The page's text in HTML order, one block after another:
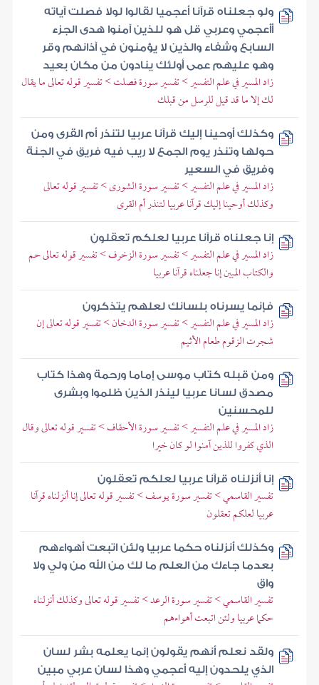
ولو جعلناه قرآنا أعجميا لقالوا لولا فصلت آياته
أأعجمي وعربي قل هو للذين آمنوا هدى الجزء
السابع وشفاء والذين لا يؤمنون في آذانهم وقر
وهو عليهم عمى أولئك ينادون من مكان بعيد
زاد المسير في علم التفسير > تفسير سورة فصلت > تفسير قوله تعالى ما يقال
لك إلا ما قد قيل للرسل من قبلك
وكذلك أوحينا إليك قرآنا عربيا لتنذر أم القرى ومن
حولها وتنذر يوم الجمع لا ريب فيه فريق في الجنة
وفريق في السعير
زاد المسير في علم التفسير > تفسير سورة الشورى > تفسير قوله تعالى
وكذلك أوحينا إليك قرآنا عربيا لتنذر أم القرى
إنا جعلناه قرآنا عربيا لعلكم تعقلون
زاد المسير في علم التفسير > تفسير سورة الزخرف > تفسير قوله تعالى حم
والكتاب المبين إنا جعلناه قرآنا عربيا
فإنما يسرناه بلسانك لعلهم يتذكرون
زاد المسير في علم التفسير > تفسير سورة الدخان > تفسير قوله تعالى إن
شجرت الزقوم طعام الأثيم
ومن قبله كتاب موسى إماما ورحمة وهذا كتاب
مصدق لسانا عربيا لينذر الذين ظلموا وبشرى
للمحسنين
زاد المسير في علم التفسير > تفسير سورة الأحقاف > تفسير قوله تعالى وقال
الذي كفروا للذين آمنوا لو كان خيرا
إنا أنزلناه قرآنا عربيا لعلكم تعقلون
تفسير القاسمي > تفسير سورة يوسف > تفسير قوله تعالى إنا أنزلناه قرآنا
عربيا لعلكم تعقلون
وكذلك أنزلناه حكما عربيا ولئن اتبعت أهواءهم
بعدما جاءك من العلم ما لك من الله من ولي ولا
واق
تفسير القاسمي > تفسير سورة الرعد > تفسير قوله تعالى وكذلك أنزلناه
حكما عربيا ولئن اتبعت أهواءهم
ولقد نعلم أنهم يقولون إنما يعلمه بشر لسان
الذي يلحدون إليه أعجمي وهذا لسان عربي مبين